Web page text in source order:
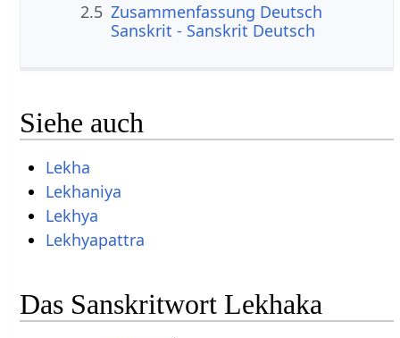
2.5 Zusammenfassung Deutsch
Sanskrit - Sanskrit Deutsch
Siehe auch
Lekha
Lekhaniya
Lekhya
Lekhyapattra
Das Sanskritwort Lekhaka